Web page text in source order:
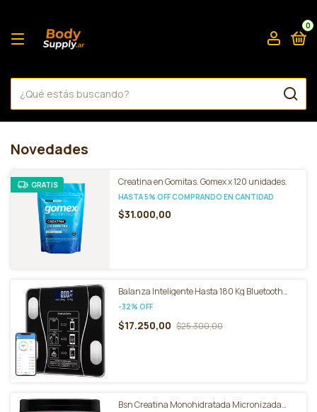
0
Novedades
GRATIS Creatina en Gomitas. Gomex x 120 unidades.
HASTA 5% OFFCOMPRANDO EN CANTIDAD
$31.000,00
Balanza Inteligente Hasta 180 Kg Bluetooth
-32% OFF
$17.250,00 $25.300,00
Bsn Creatina Monohidratada Micronizada